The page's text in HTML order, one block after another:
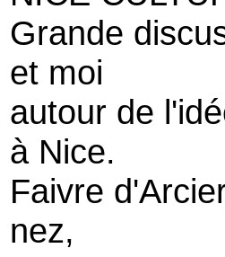
Grande
et moi
autour de
à Nice.
Faivre
nez,